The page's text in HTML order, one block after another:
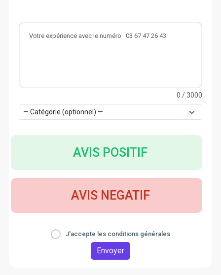
0 / 3000
AVIS POSITIF
AVIS NEGATIF
J'accepte les conditions générales
Envoyer